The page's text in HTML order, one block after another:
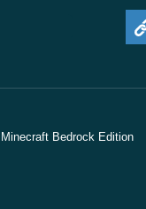
Bedrock Edition